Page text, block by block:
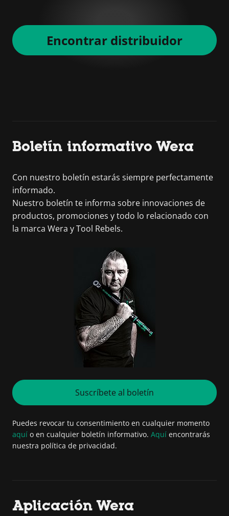
Encontrar distribuidor
Boletín informativo Wera
Con nuestro boletín estarás siempre perfectamente
informado.
Nuestro boletín te informa sobre innovaciones de
productos, promociones y todo lo relacionado con
la marca Wera y Tool Rebels.
Suscríbete al boletín
Puedes revocar tu consentimiento en cualquier momento
aquí o en cualquier boletín informativo. Aquí encontrarás
nuestra política de privacidad.
Aplicación Wera